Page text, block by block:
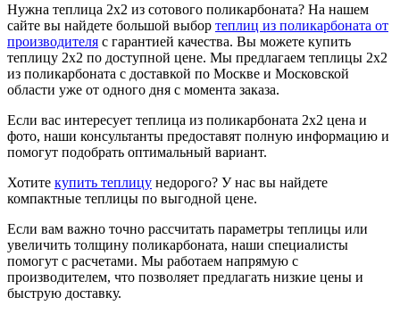
Нужна теплица 2х2 из сотового поликарбоната? На нашем
сайте вы найдете большой выбор теплиц из поликарбоната от
производителя с гарантией качества. Вы можете купить
теплицу 2х2 по доступной цене. Мы предлагаем теплицы 2х2
из поликарбоната с доставкой по Москве и Московской
области уже от одного дня с момента заказа.
Если вас интересует теплица из поликарбоната 2х2 цена и
фото, наши консультанты предоставят полную информацию и
помогут подобрать оптимальный вариант.
Хотите купить теплицу недорого? У нас вы найдете
компактные теплицы по выгодной цене.
Если вам важно точно рассчитать параметры теплицы или
увеличить толщину поликарбоната, наши специалисты
помогут с расчетами. Мы работаем напрямую с
производителем, что позволяет предлагать низкие цены и
быструю доставку.